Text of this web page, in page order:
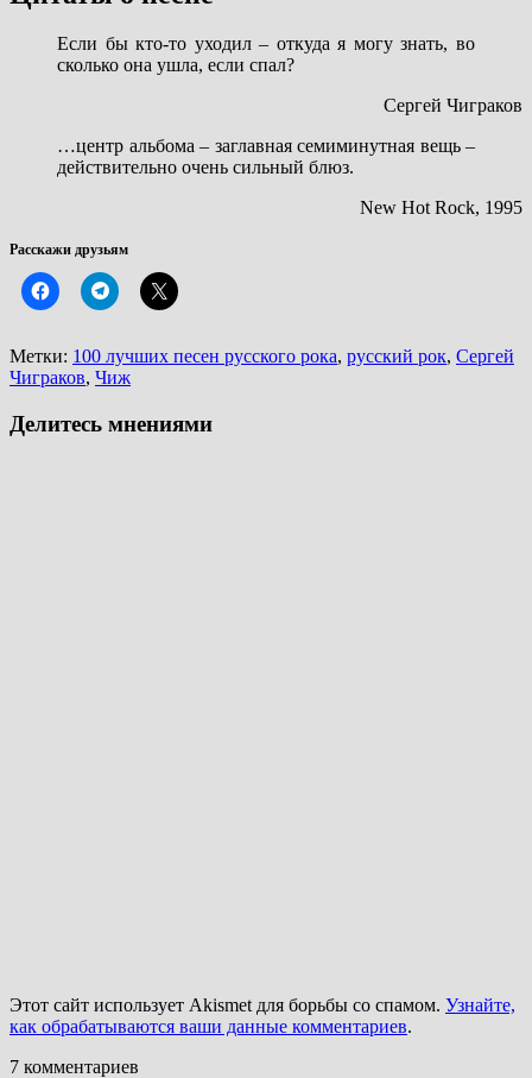
Если бы кто-то уходил – откуда я могу знать, во
сколько она ушла, если спал?
Сергей Чиграков
…центр альбома – заглавная семиминутная вещь –
действительно очень сильный блюз.
New Hot Rock, 1995
Расскажи друзьям
Метки: 100 лучших песен русского рока, русский рок, Сергей
Чиграков, Чиж
Делитесь мнениями
Этот сайт использует Akismet для борьбы со спамом. Узнайте,
как обрабатываются ваши данные комментариев.
7 комментариев